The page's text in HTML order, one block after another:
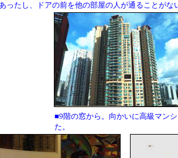
ったし、ドアの前を他の部屋の人が通ることがな
■9階の窓から。向かいに高級マン
た。